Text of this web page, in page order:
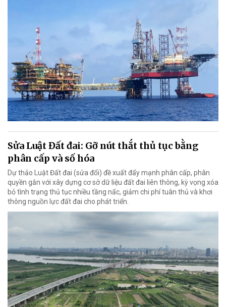
Sửa Luật Đất đai: Gỡ nút thắt thủ tục bằng
phân cấp và số hóa
Dự thảo Luật Đất đai (sửa đổi) đề xuất đẩy mạnh phân cấp, phân
quyền gắn với xây dựng cơ sở dữ liệu đất đai liên thông, kỳ vọng xóa
bỏ tình trạng thủ tục nhiều tầng nấc, giảm chi phí tuân thủ và khơi
thông nguồn lực đất đai cho phát triển.